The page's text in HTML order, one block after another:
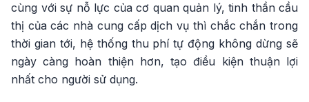
cùng với sự nỗ lực của cơ quan quản lý, tinh thần cầu
thị của các nhà cung cấp dịch vụ thì chắc chắn trong
thời gian tới, hệ thống thu phí tự động không dừng sẽ
ngày càng hoàn thiện hơn, tạo điều kiện thuận lợi
nhất cho người sử dụng.